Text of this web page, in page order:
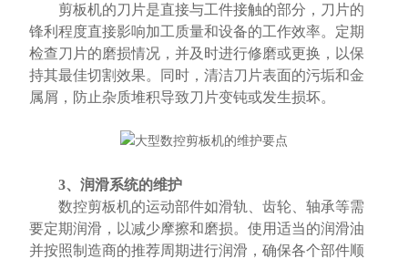
剪板机的刀片是直接与工件接触的部分，刀片的
锋利程度直接影响加工质量和设备的工作效率。定期
检查刀片的磨损情况，并及时进行修磨或更换，以保
持其最佳切割效果。同时，清洁刀片表面的污垢和金
属屑，防止杂质堆积导致刀片变钝或发生损坏。
3、润滑系统的维护
数控剪板机的运动部件如滑轨、齿轮、轴承等需
要定期润滑，以减少摩擦和磨损。使用适当的润滑油
并按照制造商的推荐周期进行润滑，确保各个部件顺